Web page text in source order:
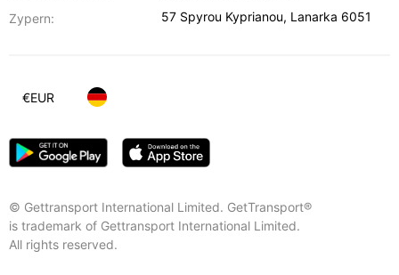
Zypern:
57 Spyrou Kyprianou, Lanarka 6051
© Gettransport International Limited. GetTransport®
is trademark of Gettransport International Limited.
All rights reserved.
€EUR